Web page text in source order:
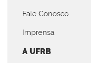
Fale Conosco
Imprensa
A UFRB